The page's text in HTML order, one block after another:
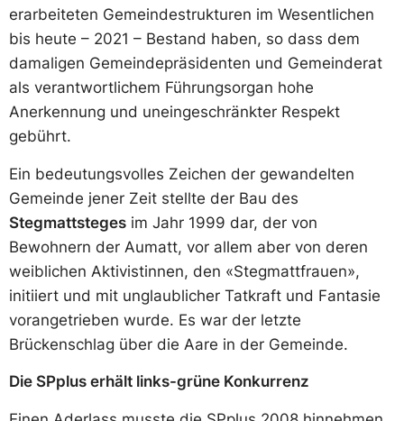
erarbeiteten Gemeindestrukturen im Wesentlichen
bis heute – 2021 – Bestand haben, so dass dem
damaligen Gemeindepräsidenten und Gemeinderat
als verantwortlichem Führungsorgan hohe
Anerkennung und uneingeschränkter Respekt
gebührt.
Ein bedeutungsvolles Zeichen der gewandelten
Gemeinde jener Zeit stellte der Bau des
Stegmattsteges im Jahr 1999 dar, der von
Bewohnern der Aumatt, vor allem aber von deren
weiblichen Aktivistinnen, den «Stegmattfrauen»,
initiiert und mit unglaublicher Tatkraft und Fantasie
vorangetrieben wurde. Es war der letzte
Brückenschlag über die Aare in der Gemeinde.
Die SPplus erhält links-grüne Konkurrenz